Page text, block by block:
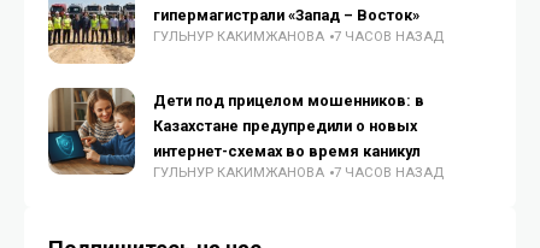
гипермагистрали «Запад – Восток»
ГУЛЬНУР КАКИМЖАНОВА 7 ЧАСОВ НАЗАД
Дети под прицелом мошенников: в
Казахстане предупредили о новых
интернет-схемах во время каникул
ГУЛЬНУР КАКИМЖАНОВА 7 ЧАСОВ НАЗАД